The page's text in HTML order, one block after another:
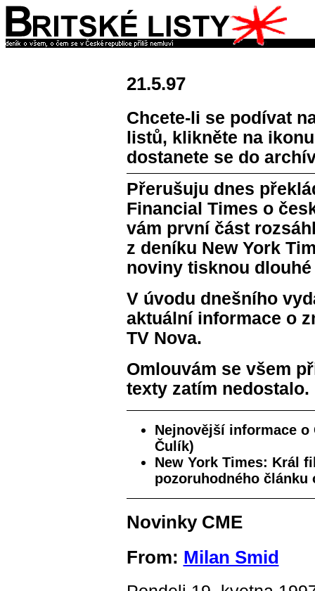
21.5.97
Chcete-li se podívat
listů, klikněte na
dostanete se do
Přerušuju dnes
Financial Times o
vám první část
z deníku New York
noviny tisknou
V úvodu dnešního
aktuální informace o
TV Nova.
Omlouvám se všem
texty zatím
Nejnovější informace o
Čulík)
New York Times: Král
pozoruhodného článku
Novinky CME
From: Milan Smid